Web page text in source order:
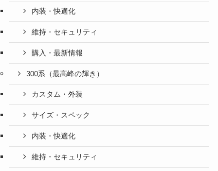
内装・快適化
維持・セキュリティ
購入・最新情報
300系（最高峰の輝き）
カスタム・外装
サイズ・スペック
内装・快適化
維持・セキュリティ